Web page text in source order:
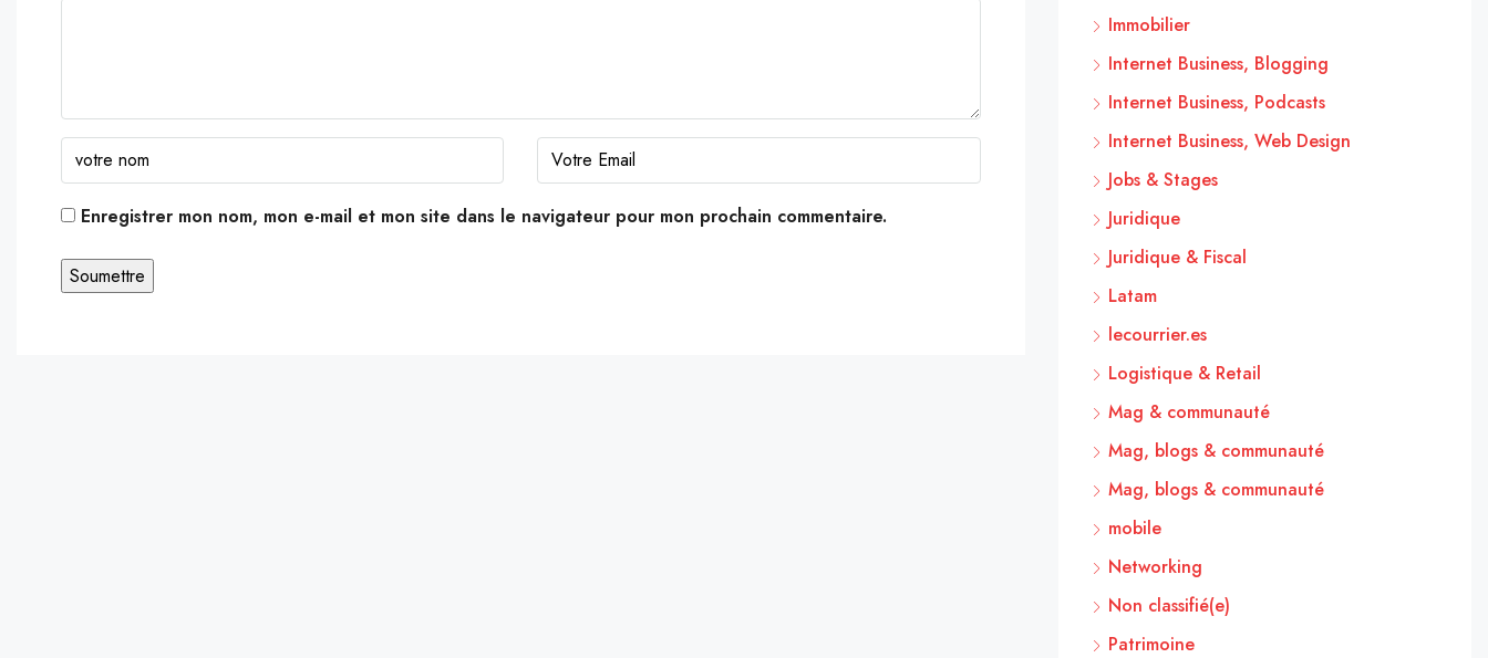
Enregistrer mon nom, mon e-mail et mon site dans le navigateur pour mon prochain commentaire.
Immobilier
Internet Business, Blogging
Internet Business, Podcasts
Internet Business, Web Design
Jobs & Stages
Juridique
Juridique & Fiscal
Latam
lecourrier.es
Logistique & Retail
Mag & communauté
Mag, blogs & communauté
Mag, blogs & communauté
mobile
Networking
Non classifié(e)
Patrimoine